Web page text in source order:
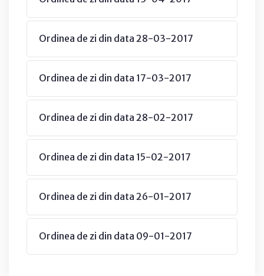
Ordinea de zi din data 28-03-2017
Ordinea de zi din data 17-03-2017
Ordinea de zi din data 28-02-2017
Ordinea de zi din data 15-02-2017
Ordinea de zi din data 26-01-2017
Ordinea de zi din data 09-01-2017